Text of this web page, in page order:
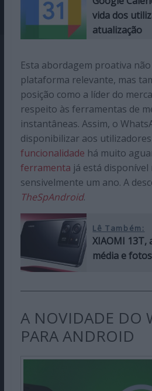
vida dos
atualização
Esta abordagem proativa
plataforma relevante, mas
posição como a líder do
respeito às ferramentas de
instantâneas. Assim, o
disponibilizar aos
funcionalidade há muito
ferramenta já está disponível
sensivelmente um ano. A
TheSpAndroid.
Lê Também:
XIAOMI 13T,
média e
A NOVIDADE DO
PARA ANDROID